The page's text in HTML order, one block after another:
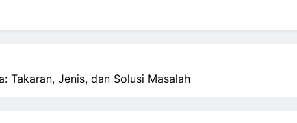
Takaran, Jenis, dan Solusi Masalah